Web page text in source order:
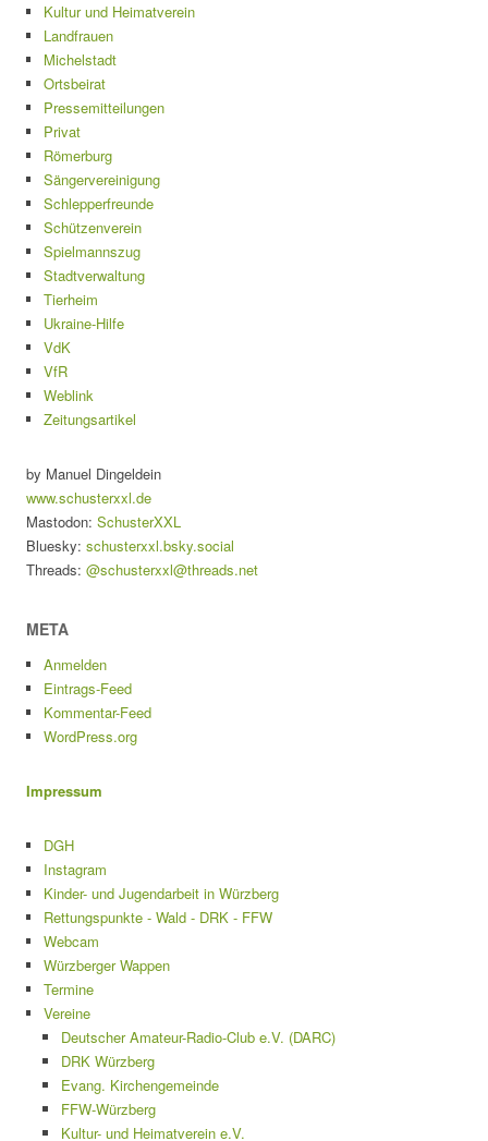
Kultur und Heimatverein
Landfrauen
Michelstadt
Ortsbeirat
Pressemitteilungen
Privat
Römerburg
Sängervereinigung
Schlepperfreunde
Schützenverein
Spielmannszug
Stadtverwaltung
Tierheim
Ukraine-Hilfe
VdK
VfR
Weblink
Zeitungsartikel
by Manuel Dingeldein
www.schusterxxl.de
Mastodon: SchusterXXL
Bluesky: schusterxxl.bsky.social
Threads: @schusterxxl@threads.net
META
Anmelden
Eintrags-Feed
Kommentar-Feed
WordPress.org
Impressum
DGH
Instagram
Kinder- und Jugendarbeit in Würzberg
Rettungspunkte - Wald - DRK - FFW
Webcam
Würzberger Wappen
Termine
Vereine
Deutscher Amateur-Radio-Club e.V. (DARC)
DRK Würzberg
Evang. Kirchengemeinde
FFW-Würzberg
Kultur- und Heimatverein e.V.